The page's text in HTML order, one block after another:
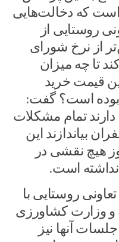
که دخالت‌هایی
روستایی از
از نرخ شورای
تا چه میزان
قیمت خرید
بوده است؟ گفت:
تمام مشکلات
بیاندازند این
هیچ نقشی در
است.
روستایی با
و وزارت کشاورزی
آنها نیز